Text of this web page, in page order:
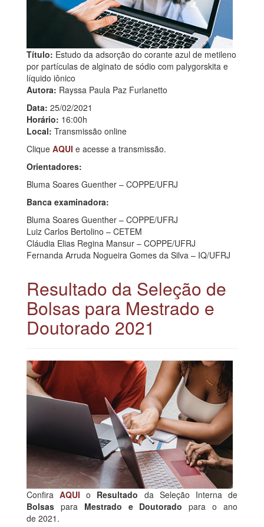
Título: Estudo da adsorção do corante azul de metileno
por partículas de alginato de sódio com palygorskita e
líquido iônico
Autora: Rayssa Paula Paz Furlanetto
Data: 25/02/2021
Horário: 16:00h
Local: Transmissão online
Clique AQUI e acesse a transmissão.
Orientadores:
Bluma Soares Guenther – COPPE/UFRJ
Banca examinadora:
Bluma Soares Guenther – COPPE/UFRJ
Luiz Carlos Bertolino – CETEM
Cláudia Elias Regina Mansur – COPPE/UFRJ
Fernanda Arruda Nogueira Gomes da Silva – IQ/UFRJ
Resultado da Seleção de
Bolsas para Mestrado e
Doutorado 2021
ConfiraAQUI o Resultado da Seleção Interna de
Bolsas para Mestrado e Doutoradopara o ano
de 2021.